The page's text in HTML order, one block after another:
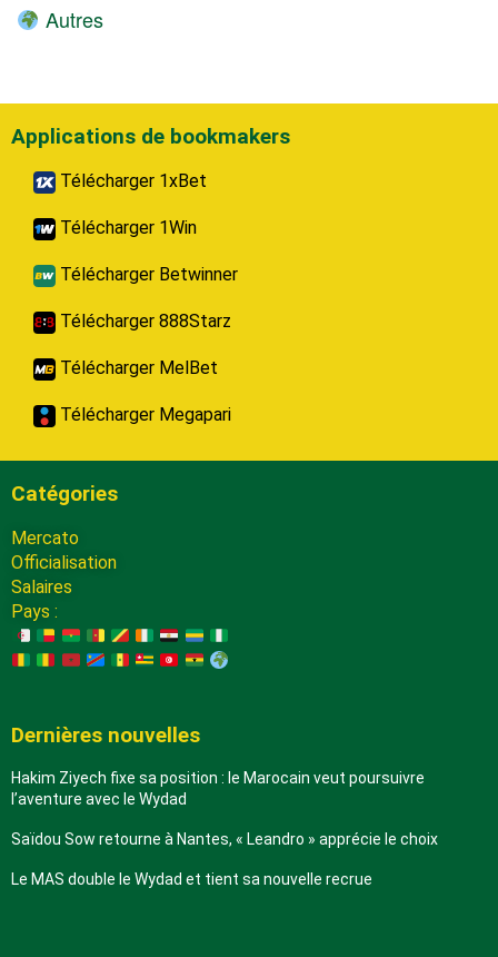
Autres
Applications de bookmakers
Télécharger 1xBet
Télécharger 1Win
Télécharger Betwinner
Télécharger 888Starz
Télécharger MelBet
Télécharger Megapari
Catégories
Mercato
Officialisation
Salaires
Pays :
Dernières nouvelles
Hakim Ziyech fixe sa position : le Marocain veut poursuivre
l’aventure avec le Wydad
Saïdou Sow retourne à Nantes, « Leandro » apprécie le choix
Le MAS double le Wydad et tient sa nouvelle recrue